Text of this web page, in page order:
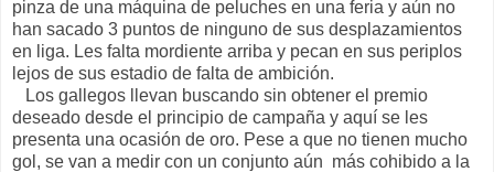
pinza de una máquina de peluches en una feria y aún no
han sacado 3 puntos de ninguno de sus desplazamientos
en liga. Les falta mordiente arriba y pecan en sus periplos
lejos de sus estadio de falta de ambición.
Los gallegos llevan buscando sin obtener el premio
deseado desde el principio de campaña y aquí se les
presenta una ocasión de oro. Pese a que no tienen mucho
gol, se van a medir con un conjunto aún más cohibido a la